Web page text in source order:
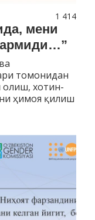
1 414
мени
томонидан
олиш, хотин-
ҳимоя қилиш